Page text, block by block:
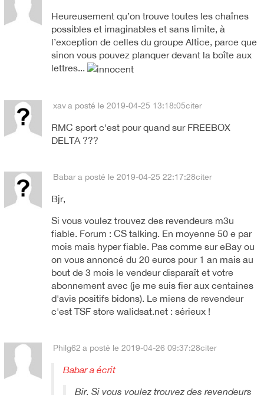
Heureusement qu’on trouve toutes les chaînes
possibles et imaginables et sans limite, à
l’exception de celles du groupe Altice, parce que
sinon vous pouvez planquer devant la boîte aux
lettres...
xav a posté le 2019-04-25 13:18:05citer
RMC sport c'est pour quand sur FREEBOX
DELTA ???
Babar a posté le 2019-04-25 22:17:28citer
Bjr,
Si vous voulez trouvez des revendeurs m3u
fiable. Forum : CS talking. En moyenne 50 e par
mois mais hyper fiable. Pas comme sur eBay ou
on vous annoncé du 20 euros pour 1 an mais au
bout de 3 mois le vendeur disparaît et votre
abonnement avec (je me suis fier aux centaines
d'avis positifs bidons). Le miens de revendeur
c'est TSF store walidsat.net : sérieux !
Philg62 a posté le 2019-04-26 09:37:28citer
Babar a écrit
Bjr, Si vous voulez trouvez des revendeurs